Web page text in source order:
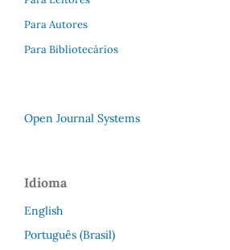
Para Autores
Para Bibliotecários
Open Journal Systems
Idioma
English
Português (Brasil)